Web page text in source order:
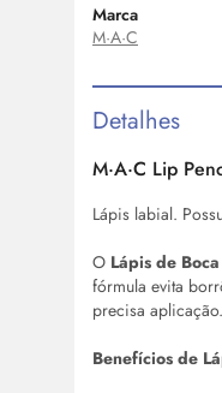
Marca
M·A·C
Detalhes
M·A·C Lip
Lápis labial.
O Lápis de Boca
fórmula evita
precisa aplicação.
Benefícios de